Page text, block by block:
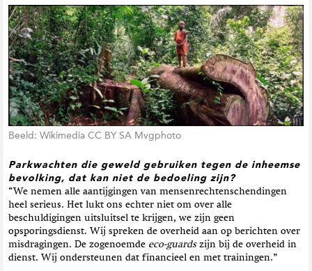
Beeld: Wikimedia CC BY SA Mvgphoto
Parkwachten die geweld gebruiken tegen de inheemse
bevolking, dat kan niet de bedoeling zijn?
“We nemen alle aantijgingen van mensenrechtenschendingen
heel serieus. Het lukt ons echter niet om over alle
beschuldigingen uitsluitsel te krijgen, we zijn geen
opsporingsdienst. Wij spreken de overheid aan op berichten over
misdragingen. De zogenoemde eco-guardszijn bij de overheid in
dienst. Wij ondersteunen dat financieel en met trainingen.”